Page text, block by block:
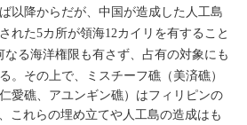
以降からだが、中国が造成した人工島
れた5カ所が領海12カイリを有すること
なる海洋権限も有さず、占有の対象にも
。その上で、ミスチーフ礁（美済礁）
愛礁、アユンギン礁）はフィリピンの
これらの埋め立てや人工島の造成はも